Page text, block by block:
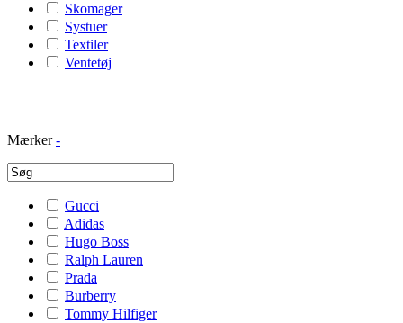
Skomager
Systuer
Textiler
Ventetøj
Mærker -
Gucci
Adidas
Hugo Boss
Ralph Lauren
Prada
Burberry
Tommy Hilfiger